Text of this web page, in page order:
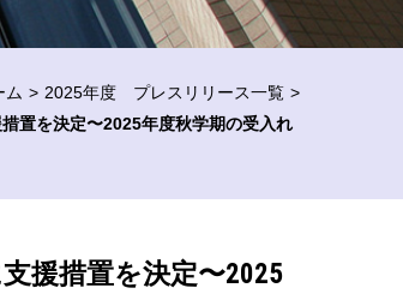
ム
2025年度 プレスリリース一覧
置を決定〜2025年度秋学期の受入れ
援措置を決定〜2025